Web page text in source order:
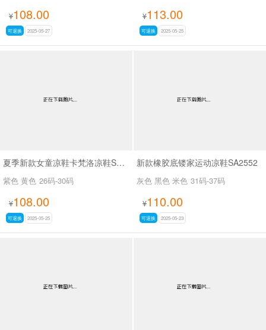
¥108.00
可退换 2025-05-27
¥113.00
可退换 2025-05-25
夏季新款女童凉鞋卡梵洛凉鞋SA9373
紫色 黄色 26码-30码
¥108.00
可退换 2025-05-25
新款橡胶底镂家运动凉鞋SA2552
灰色 黑色 米色 31码-37码
¥110.00
可退换 2025-05-23